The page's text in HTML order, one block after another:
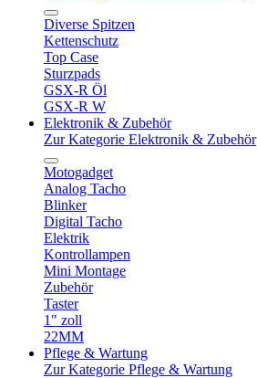
Diverse Spitzen
Kettenschutz
Top Case
Sturzpads
GSX-R Öl
GSX-R W
Elektronik & Zubehör
Zur Kategorie Elektronik & Zubehör
Motogadget
Analog Tacho
Blinker
Digital Tacho
Elektrik
Kontrollampen
Mini Montage
Zubehör
Taster
1" zoll
22MM
Pflege & Wartung
Zur Kategorie Pflege & Wartung